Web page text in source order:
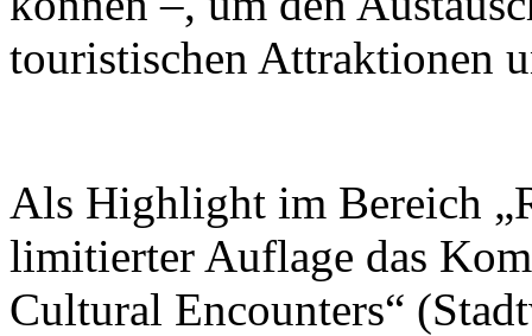
touristischen Attraktionen
Als Highlight im Bereich
limitierter Auflage das
Cultural Encounters“